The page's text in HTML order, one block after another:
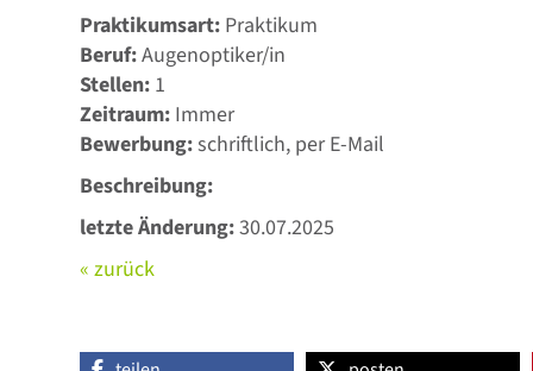
Praktikumsart: Praktikum
Beruf:Augenoptiker/in
Stellen: 1
Zeitraum: Immer
Bewerbung:schriftlich, per E-Mail
Beschreibung:
letzte Änderung:30.07.2025
« zurück